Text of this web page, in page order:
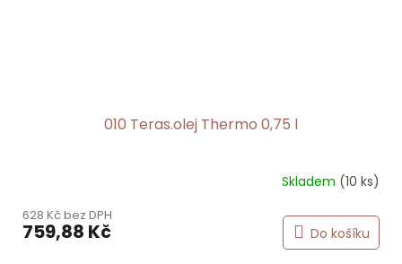
010 Teras.olej Thermo 0,75 l
Skladem (10 ks)
628 Kč bez DPH
759,88 Kč Do košíku